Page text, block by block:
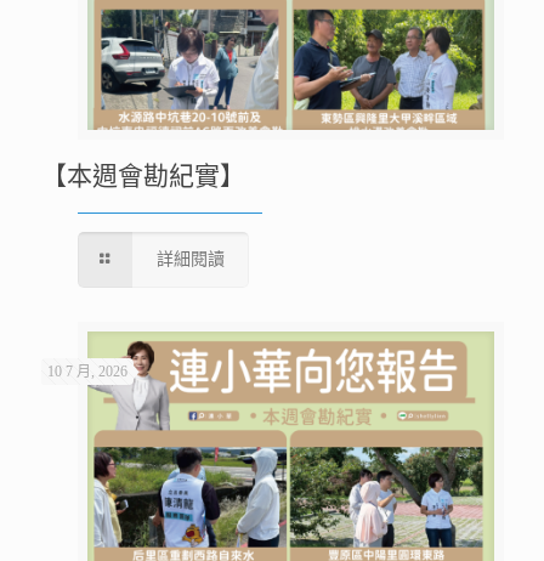
【本週會勘紀實】
詳細閱讀
10 7 月, 2026